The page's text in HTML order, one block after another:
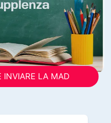
INVIARE LA MAD